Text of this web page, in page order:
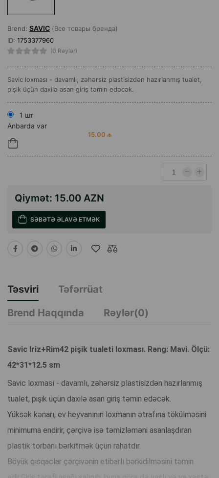
Brend: SAVIC (Все товары бренда)
ID: 1753377960
(0 Rəylər)
Savic loxması - davamlı, zəhərsiz plastisizdən hazırlanmış tualet,
pişik üçün daxilə asan giriş təmin edəcək.
1 шт
Anbarda var
15.00 ₼
Qiymət: 15.00 AZN
SƏBƏTƏ ƏLAVƏ ETMƏK
Təsviri
Təfərrüat
Brend Haqqında
Rəylər(0)
Savic Iriz+Rim42 pişik tualeti loxması. Rəng: Mavi. Ölçü:
42*31*12.5 sm
Savic loxması - davamlı, zəhərsiz plastisizdən hazırlanmış
tualet, pişik üçün daxilə asan giriş təmin edəcək.
Yüksək kənarı, ev heyvanının loxmanın ətrafına tökülməsini
minimuma endirir, çərçivə isə təmizləməni asanlaşdıran
plastik torbanı bərkitmək üçün rahatdır.
Böyük qısqaclar çərçivənin etibarlı bərkidilməsini təmin